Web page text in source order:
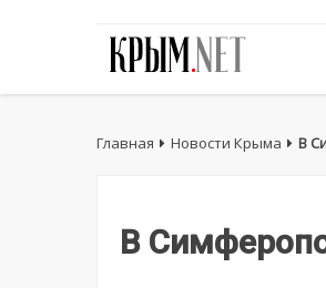
Главная Новости Крыма В
В